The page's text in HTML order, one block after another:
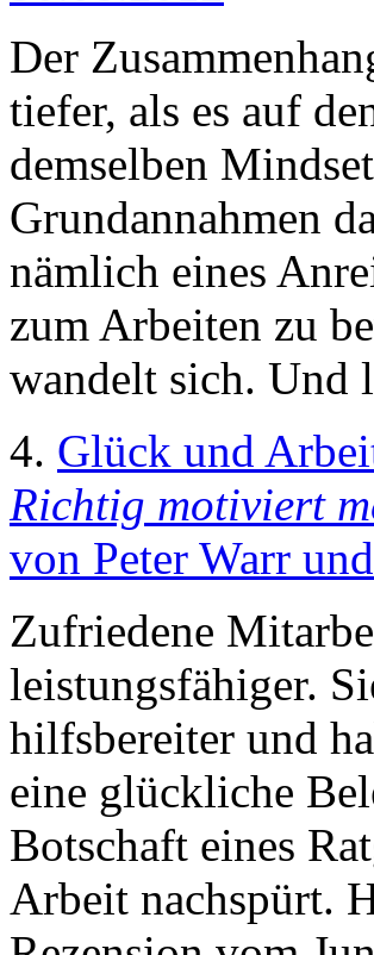
Der
tiefer, als es auf
demselben
Grundannahmen
nämlich eines
zum Arbeiten zu
wandelt sich. Und
4. Glück und
Richtig motiviert
von Peter Warr
Zufriedene
leistungsfähiger.
hilfsbereiter und
eine glückliche
Botschaft eines
Arbeit nachspürt.